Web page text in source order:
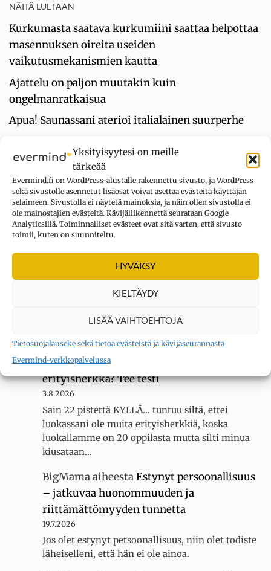
Yksityisyytesi on meille
tärkeää
Evermind.fi on WordPress-alustalle rakennettu sivusto, ja WordPress
sekä sivustolle asennetut lisäosat voivat asettaa evästeitä käyttäjän
selaimeen. Sivustolla ei näytetä mainoksia, ja näin ollen sivustolla ei
ole mainostajien evästeitä. Kävijäliikennettä seurataan Google
Analyticsillä. Toiminnalliset evästeet ovat sitä varten, että sivusto
toimii, kuten on suunniteltu.
HYVÄKSY
KIELTÄYDY
LISÄÄ VAIHTOEHTOJA
Tietosuojalauseke sekä tietoa evästeistä ja kävijäseurannasta
Evermind-verkkopalvelussa
NÄITÄ LUETAAN
Kurkumasta saatava kurkumiini saattaa helpottaa
masennuksen oireita useiden
vaikutusmekanismien kautta
Ajattelu on paljon muutakin kuin
ongelmanratkaisua
Apua! Saunassani aterioi italialainen suurperhe
tyypittelyn mukaan
Ratkaisukeskeisessä psykoterapiassa ratkotaan
konkreettista ongelmaa
Terveisiä vessasta
Työssään uupunut ei välttämättä ole väsynyt –
pidä silmällä näitä varoitusmerkkejä
Oletko erityisherkkä? Tee testi
UUSIMMAT KOMMENTIT
Kysymys merkki
erityisherkkä? Tee testi
3.8.2026
Sain 22 pistettä KYLLÄ... tuntuu siltä, ettei
luokassani ole muita erityisherkkiä, koska
luokallamme on 20 oppilasta mutta silti minua
kiusataan…
BigMamaaiheestaEstynyt persoonallisuus
– jatkuvaa huonommuuden ja
riittämättömyyden tunnetta
19.7.2026
Jos olet estynyt petsoonallisuus, niin olet todiste
läheiselleni, että hän ei ole ainoa.